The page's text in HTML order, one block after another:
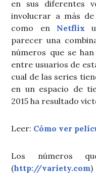
en sus diferentes
involucrar a más
como en Netflix
parecer una
números que se
entre usuarios de
cual de las series
en un espacio de
2015 ha resultado
Leer: Cómo ver
Los números
(http://variety.com)